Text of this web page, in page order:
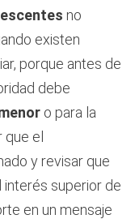
no
existen
porque antes de
debe
o para la
que el
y revisar que
interés superior de
en un mensaje